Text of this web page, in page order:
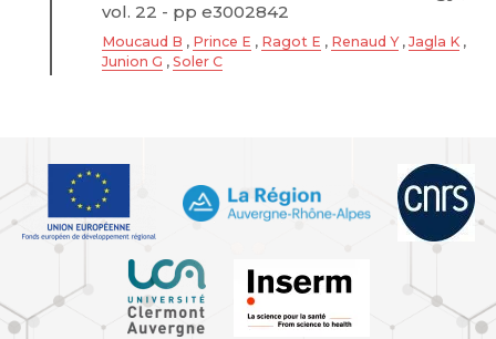
vol. 22 - pp e3002842
Moucaud B , Prince E , Ragot E , Renaud Y, Jagla K ,
Junion G , Soler C